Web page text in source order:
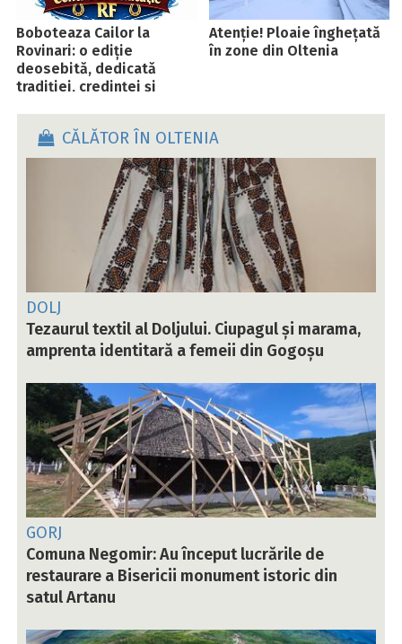
Boboteaza Cailor la
Rovinari: o ediție
deosebită, dedicată
tradiției, credinței și
Atenție! Ploaie înghețată
în zone din Oltenia
CĂLĂTOR ÎN OLTENIA
DOLJ
Tezaurul textil al Doljului. Ciupagul și marama,
amprenta identitară a femeii din Gogoșu
GORJ
Comuna Negomir: Au început lucrările de
restaurare a Bisericii monument istoric din
satul Artanu